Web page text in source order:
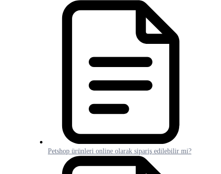
Petshop ürünleri online olarak sipariş edilebilir mi?